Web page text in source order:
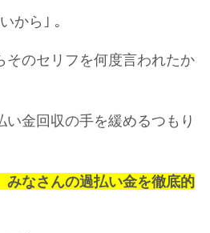
から｣ 。
そのセリフを何度言われたか
い金回収の手を緩めるつもり
みなさんの過払い金を徹底的